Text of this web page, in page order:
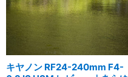
キヤノン RF24-240mm F4-